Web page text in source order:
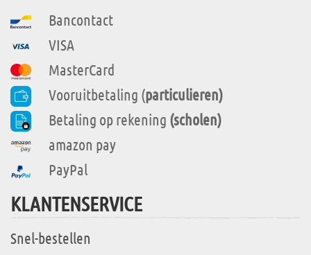
Bancontact
VISA
MasterCard
Vooruitbetaling (particulieren)
Betaling op rekening (scholen)
amazon pay
PayPal
KLANTENSERVICE
Snel-bestellen